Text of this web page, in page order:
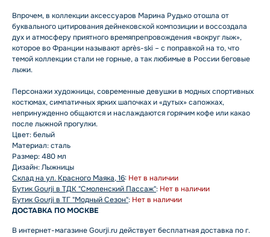
Впрочем, в коллекции аксессуаров Марина Рудько отошла от
буквального цитирования дейнековской композиции и воссоздала
дух и атмосферу приятного времяпрепровождения «вокруг лыж»,
которое во Франции называют après-ski – с поправкой на то, что
темой коллекции стали не горные, а так любимые в России беговые
лыжи.
Персонажи художницы, современные девушки в модных спортивных
костюмах, симпатичных ярких шапочках и «дутых» сапожках,
непринужденно общаются и наслаждаются горячим кофе или какао
после лыжной прогулки.
Цвет: белый
Материал: сталь
Размер: 480 мл
Дизайн: Лыжницы
Склад на ул. Красного Маяка, 16: Нет в наличии
Бутик Gourji в ТДК "Смоленский Пассаж": Нет в наличии
Бутик Gourji в ТГ "Модный Сезон": Нет в наличии
ДОСТАВКА ПО МОСКВЕ
В интернет-магазине Gourji.ru действует бесплатная доставка по г.